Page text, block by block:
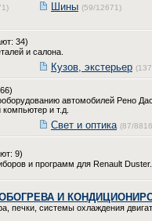
Шины (59/12671)
34)
и салона.
Кузов, экстерьер
автомобилей Рено
компьютер и т.д.
Свет и оптика (87/
9)
и программ для Renault
И
печки, системы охлаждения